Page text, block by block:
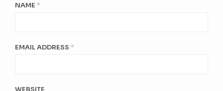
NAME *
EMAIL ADDRESS *
WEBSITE